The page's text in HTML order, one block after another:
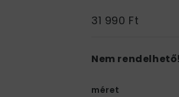
31 990 Ft
Nem rendelhető!
méret